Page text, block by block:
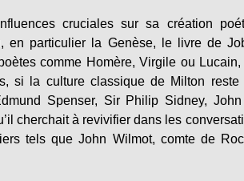
cruciales sur sa création
en particulier la Genèse, le livre de
comme Homère, Virgile ou Lucain,
si la culture classique de Milton reste
Spenser, Sir Philip Sidney,
cherchait à revivifier dans les
tels que John Wilmot, comte de